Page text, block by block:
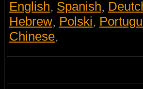
English, Spanish,
Hebrew, Polski,
Chinese,